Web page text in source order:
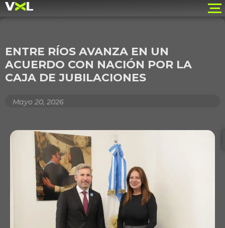
ENTRE RÍOS AVANZA EN UN
ACUERDO CON NACIÓN POR LA
CAJA DE JUBILACIONES
Mayo 20, 2026